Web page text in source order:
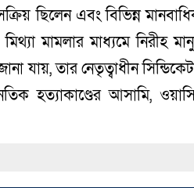
ছিলেন এবং বিভিন্ন
মামলার মাধ্যমে নিরীহ
যায়, তার নেতৃত্বাধীন
হত্যাকাণ্ডের আসামি, ওয়াসি